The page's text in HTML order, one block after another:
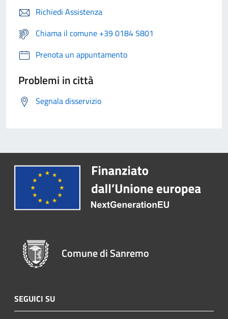
Richiedi Assistenza
Chiama il comune +39 0184 5801
Prenota un appuntamento
Problemi in città
Segnala disservizio
Comune di Sanremo
SEGUICI SU